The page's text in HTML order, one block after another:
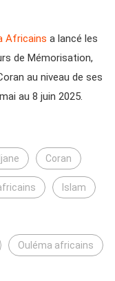
Africains a lancé les
de Mémorisation,
au niveau de ses
au 8 juin 2025.
Coran
Islam
Ouléma africains